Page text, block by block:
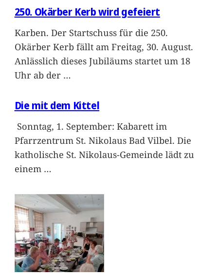
250. Okärber Kerb wird gefeiert
Karben. Der Startschuss für die 250.
Okärber Kerb fällt am Freitag, 30. August.
Anlässlich dieses Jubiläums startet um 18
Uhr ab der …
Die mit dem Kittel
Sonntag, 1. September: Kabarett im
Pfarrzentrum St. Nikolaus Bad Vilbel. Die
katholische St. Nikolaus-Gemeinde lädt zu
einem …